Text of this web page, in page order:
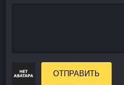
ОТПРАВИТЬ